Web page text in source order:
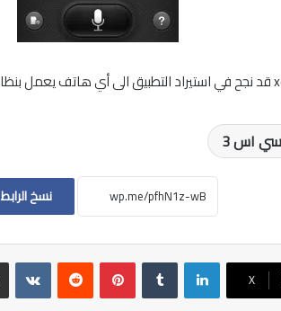
اس 3
نسخ الرابط
‫X
لينكدإن بينتيريست